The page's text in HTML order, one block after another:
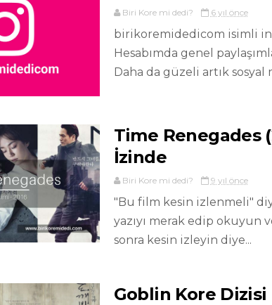
Biri Kore mi dedi? 6 yıl önce
birikoremidedicom isimli
Hesabımda genel
Daha da güzeli artık sosyal
Time Renegades
İzinde
Biri Kore mi dedi? 9 yıl önce
"Bu film kesin izlenmeli"
yazıyı merak edip okuyun
sonra kesin izleyin diye...
Goblin Kore Dizisi